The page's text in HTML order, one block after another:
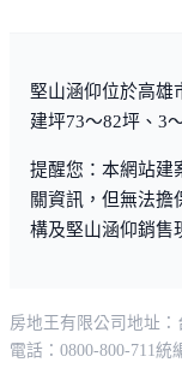
堅山涵仰位於高雄
建坪73～82坪、3
提醒您：本網站建
關資訊，但無法擔
構及堅山涵仰銷售
房地王有限公司 地址：
電話：0800-800-711統